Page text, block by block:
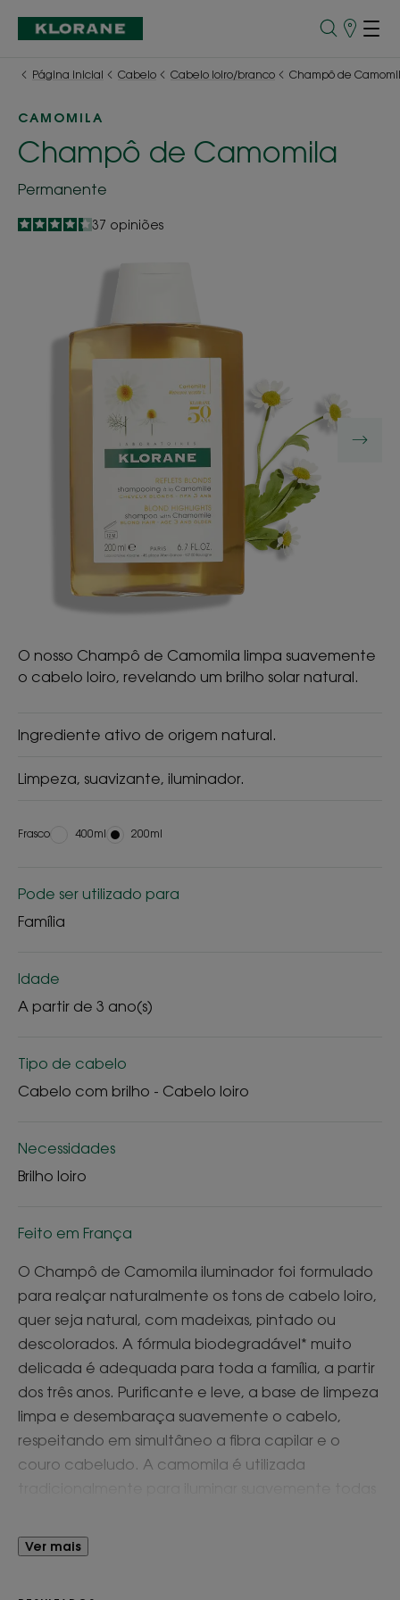
Pontos
Página inicial
Cabelo Cabelo loiro/branco Champô de
CAMOMILA
Champô de Camomila
Permanente
4.3
/
5
37 opiniões
O nosso Champô de Camomila limpa suavemente
o cabelo loiro, revelando um brilho solar natural.
Ingrediente ativo de origem natural.
Limpeza, suavizante, iluminador.
Frasco Frasco
400ml Frasco
200ml
Pode ser utilizado para
Família
Idade
A partir de 3 ano(s)
Tipo de cabelo
Cabelo com brilho - Cabelo loiro
Necessidades
Brilho loiro
Feito em França
O Champô de Camomila iluminador foi formulado
para realçar naturalmente os tons de cabelo loiro,
quer seja natural, com madeixas, pintado ou
descolorados. A fórmula biodegradável* muito
delicada é adequada para toda a família, a partir
dos três anos. Purificante e leve, a base de limpeza
limpa e desembaraça suavemente o cabelo,
respeitando em simultâneo a fibra capilar e o
couro cabeludo. A camomila é utilizada
naturalmente a sua luminosidade. Os tons loiros
ficam subtilmente iluminados** e o cabelo loiro é
Ver mais